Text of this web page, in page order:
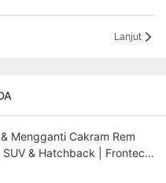
Lanjut
Mengganti Cakram Rem
& Hatchback | Frontech